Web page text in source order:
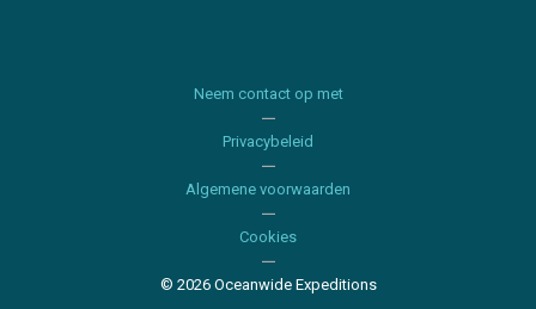
Neem contact op met
Privacybeleid
Algemene voorwaarden
Cookies
© 2026 Oceanwide Expeditions